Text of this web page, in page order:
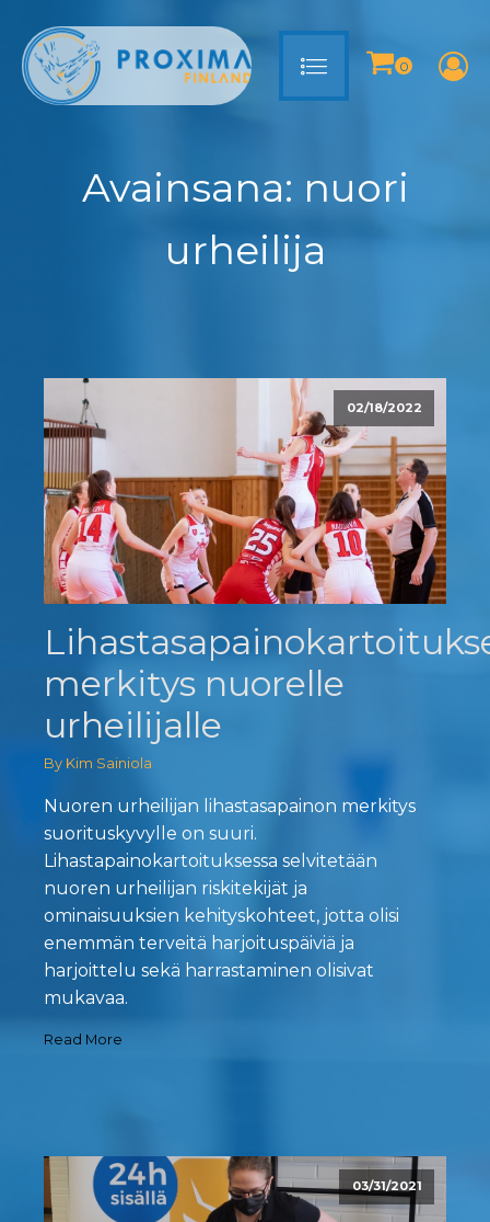
Avainsana: nuori
urheilija
02/18/2022
merkitys nuorelle
urheilijalle
By Kim Sainiola
Nuoren urheilijan lihastasapainon merkitys
suorituskyvylle on suuri.
Lihastapainokartoituksessa selvitetään
nuoren urheilijan riskitekijät ja
ominaisuuksien kehityskohteet, jotta olisi
enemmän terveitä harjoituspäiviä ja
harjoittelu sekä harrastaminen olisivat
mukavaa.
Read More
03/31/2021